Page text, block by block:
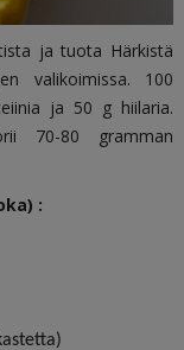
ja tuota Härkistä
valikoimissa. 100
ja 50 g hiilaria.
70-80 gramman
: